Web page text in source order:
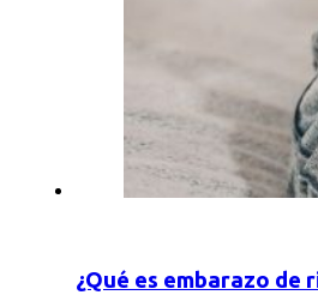
¿Qué es embarazo de